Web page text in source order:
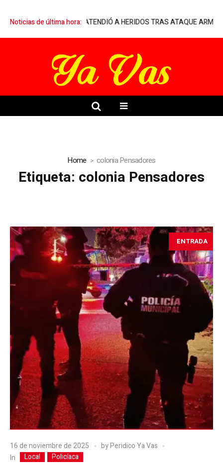
Noticias de última hora:
A MÉDICO QUE ATENDIÓ A HERIDOS TRAS ATAQUE ARMADO EN
Home colonia Pensadores
Etiqueta: colonia Pensadores
ENTRADA
16 de noviembre de 2025 byPeridico Ya Vas
In
Local Policíaca